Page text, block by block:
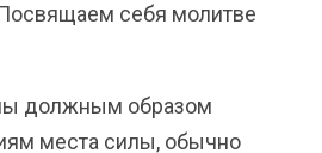
себя молитве
должным образом
места силы, обычно